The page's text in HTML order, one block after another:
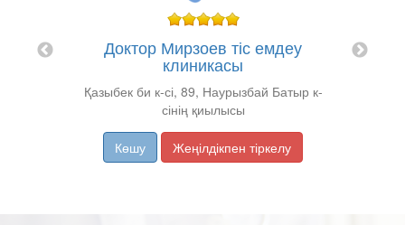
Доктор Мирзоев тіс емдеу
клиникасы
Қазыбек би к-сі, 89, Наурызбай Батыр к-
сінің қиылысы
Көшу Жеңілдікпен тіркелу